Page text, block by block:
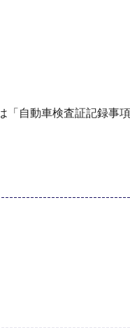
自動車検査証記録事